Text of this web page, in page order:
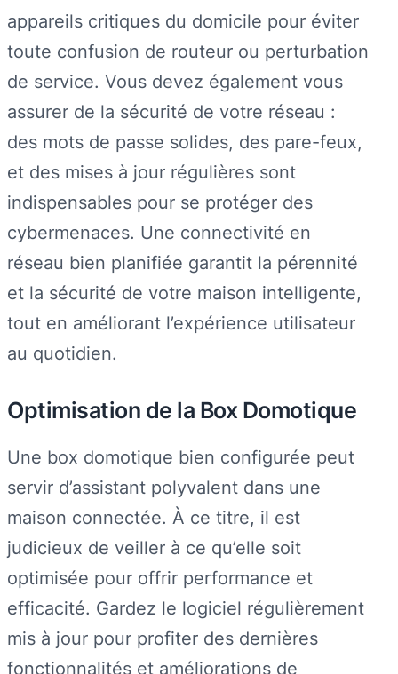
appareils critiques du domicile pour éviter
toute confusion de routeur ou perturbation
de service. Vous devez également vous
assurer de la sécurité de votre réseau :
des mots de passe solides, des pare-feux,
et des mises à jour régulières sont
indispensables pour se protéger des
cybermenaces. Une connectivité en
réseau bien planifiée garantit la pérennité
et la sécurité de votre maison intelligente,
tout en améliorant l’expérience utilisateur
au quotidien.
Optimisation de la Box Domotique
Une box domotique bien configurée peut
servir d’assistant polyvalent dans une
maison connectée. À ce titre, il est
judicieux de veiller à ce qu’elle soit
optimisée pour offrir performance et
efficacité. Gardez le logiciel régulièrement
mis à jour pour profiter des dernières
fonctionnalités et améliorations de